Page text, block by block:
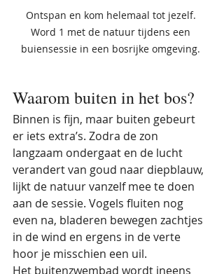
Ontspan en kom helemaal tot jezelf.
Word 1 met de natuur tijdens een
buiensessie in een bosrijke omgeving.
Waarom buiten in het bos?
Binnen is fijn, maar buiten gebeurt
er iets extra’s. Zodra de zon
langzaam ondergaat en de lucht
verandert van goud naar diepblauw,
lijkt de natuur vanzelf mee te doen
aan de sessie. Vogels fluiten nog
even na, bladeren bewegen zachtjes
in de wind en ergens in de verte
hoor je misschien een uil.
Het buitenzwembad wordt ineens